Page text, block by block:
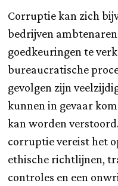
Corruptie kan zich
bedrijven
goedkeuringen te
bureaucratische
gevolgen zijn
kunnen in gevaar
kan worden
corruptie vereist het
ethische richtlijnen,
controles en een